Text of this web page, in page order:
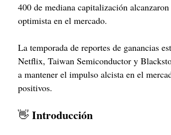
400 de mediana capitalización
optimista en el mercado.
La temporada de reportes de ganancias
Netflix, Taiwan Semiconductor y
a mantener el impulso alcista en el
positivos.
👋 Introducción